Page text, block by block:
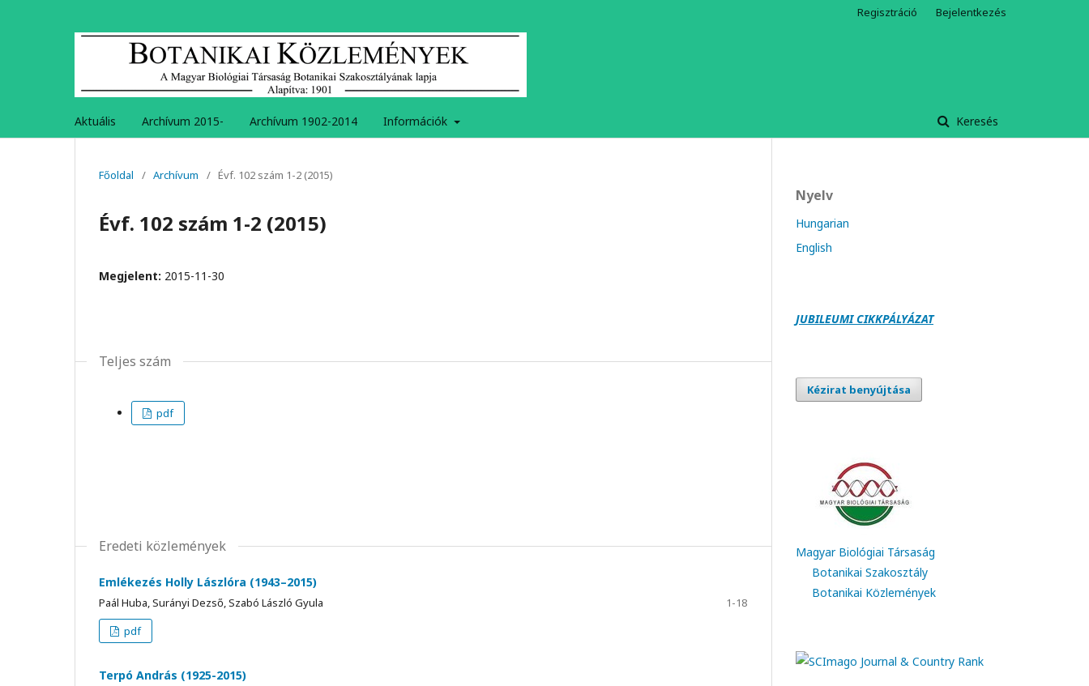
Aktuális Archívum 2015- Archívum 1902-2014 Információk Keresés
Regisztráció Bejelentkezés
Főoldal / Archívum / Évf. 102 szám 1-2 (2015)
Évf. 102 szám 1-2 (2015)
Megjelent: 2015-11-30
Teljes szám
pdf
Eredeti közlemények
Emlékezés Holly Lászlóra (1943–2015)
Paál Huba, Surányi Dezső, Szabó László Gyula
1-18
pdf
Terpó András (1925-2015)
Nyelv
Hungarian
English
JUBILEUMI CIKKPÁLYÁZAT
Kézirat benyújtása
Magyar Biológiai Társaság
Botanikai Szakosztály
Botanikai Közlemények